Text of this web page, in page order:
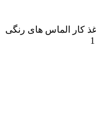
کار الماس های رنگی